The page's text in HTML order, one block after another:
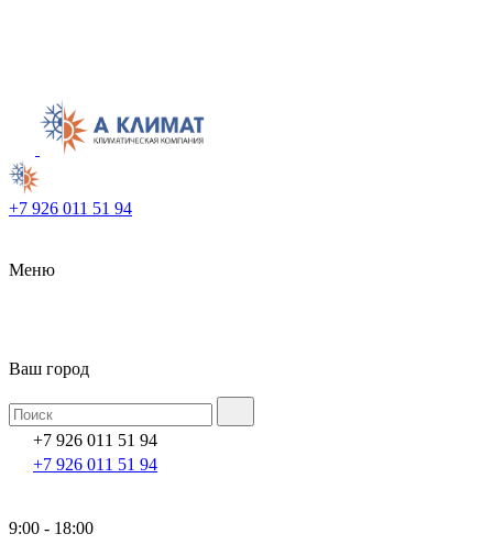
+7 926 011 51 94
Меню
Ваш город
+7 926 011 51 94
+7 926 011 51 94
9:00 - 18:00